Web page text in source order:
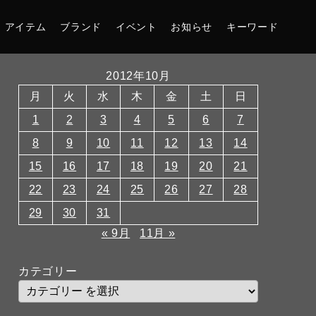
アイテム ブランド イベント お知らせ キーワード
2012年10月
月
火 水 木 金 土
日
1
2 3 4 5 6
7
8
9 10 11 12 13
14
15
16 17 18 19 20
21
22
23 24 25 26 27
28
29
30
31
« 9月
11月 »
カテゴリー